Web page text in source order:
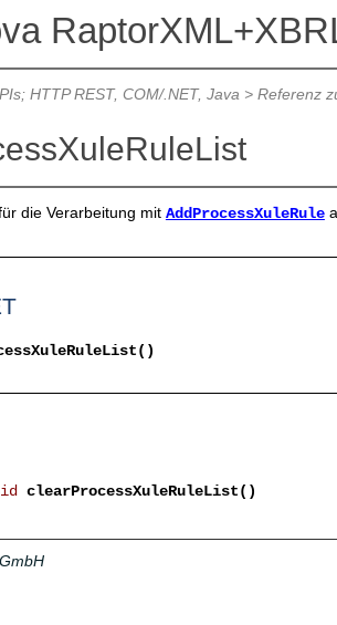
HTTP REST, COM/.NET, Java> Referenz
die Verarbeitung mit AddProcessXuleRule
clearProcessXuleRuleList()